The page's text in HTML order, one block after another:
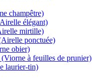
champêtre)
élégant)
mirtille)
ponctuée)
obier)
à feuilles de prunier)
laurier-tin)